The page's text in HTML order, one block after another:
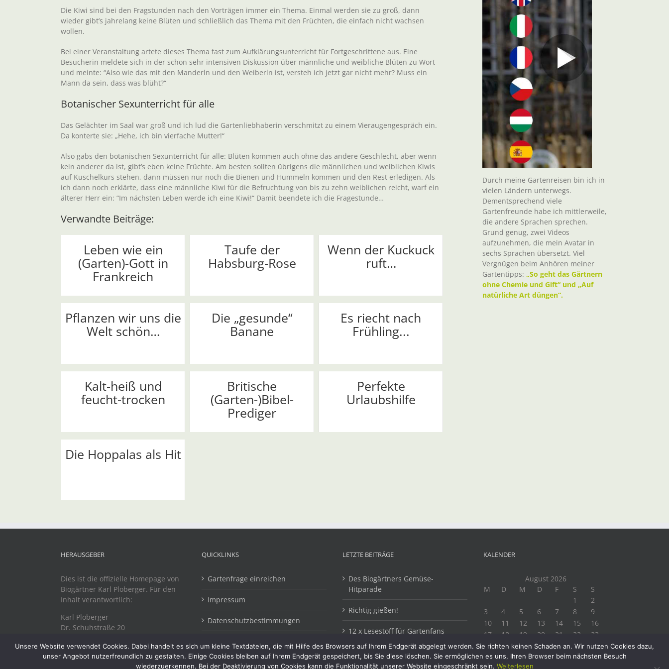
Die Kiwi sind bei den Fragstunden nach den Vorträgen immer ein Thema. Einmal werden sie zu groß, dann
wieder gibt’s jahrelang keine Blüten und schließlich das Thema mit den Früchten, die einfach nicht wachsen
wollen.
Bei einer Veranstaltung artete dieses Thema fast zum Aufklärungsunterricht für Fortgeschrittene aus. Eine
Besucherin meldete sich in der schon sehr intensiven Diskussion über männliche und weibliche Blüten zu Wort
und meinte: “Also wie das mit den Manderln und den Weiberln ist, versteh ich jetzt gar nicht mehr? Muss ein
Mann da sein, dass was blüht?“
Botanischer Sexunterricht für alle
Das Gelächter im Saal war groß und ich lud die Gartenliebhaberin verschmitzt zu einem Vieraugengespräch ein.
Da konterte sie: „Hehe, ich bin vierfache Mutter!“
Also gabs den botanischen Sexunterricht für alle: Blüten kommen auch ohne das andere Geschlecht, aber wenn
kein anderer da ist, gibt’s eben keine Früchte. Am besten sollten übrigens die männlichen und weiblichen Kiwis
auf Kuschelkurs stehen, dann müssen nur noch die Bienen und Hummeln kommen und den Rest erledigen. Als
ich dann noch erklärte, dass eine männliche Kiwi für die Befruchtung von bis zu zehn weiblichen reicht, warf ein
älterer Herr ein: “Im nächsten Leben werde ich eine Kiwi!“ Damit beendete ich die Fragestunde…
Verwandte Beiträge:
Leben wie ein
(Garten)-Gott in
Frankreich
Taufe der
Habsburg-Rose
Wenn der Kuckuck
ruft…
Pflanzen wir uns die
Welt schön…
Die „gesunde“
Banane
Es riecht nach
Frühling...
Kalt-heiß und
feucht-trocken
Britische
(Garten-)Bibel-
Prediger
Perfekte
Urlaubshilfe
Die Hoppalas als Hit
Durch meine Gartenreisen bin ich in
vielen Ländern unterwegs.
Dementsprechend viele
Gartenfreunde habe ich mittlerweile,
die andere Sprachen sprechen.
Grund genug, zwei Videos
aufzunehmen, die mein Avatar in
sechs Sprachen übersetzt. Viel
Vergnügen beim Anhören meiner
Gartentipps: „So geht das Gärtnern
ohne Chemie und Gift“ und „Auf
natürliche Art düngen“.
HERAUSGEBER
Dies ist die offizielle Homepage von
Biogärtner Karl Ploberger. Für den
Inhalt verantwortlich:
Karl Ploberger
Dr. Schuhstraße 20
QUICKLINKS
Gartenfrage einreichen
Impressum
Datenschutzbestimmungen
LETZTE BEITRÄGE
Des Biogärtners Gemüse-
Hitparade
Richtig gießen!
12 x Lesestoff für Gartenfans
KALENDER
August 2026
M
D M D F S
S
1
2
3
4 5 6 7 8
9
10
11 12 13 14 15
16
17
18 19 20 21 22
23
24
25 26 27 28 29
30
31
Unsere Website verwendet Cookies. Dabei handelt es sich um kleine Textdateien, die mit Hilfe des Browsers auf Ihrem Endgerät abgelegt werden. Sie richten keinen Schaden an. Wir nutzen Cookies dazu,
unser Angebot nutzerfreundlich zu gestalten. Einige Cookies bleiben auf Ihrem Endgerät gespeichert, bis Sie diese löschen. Sie ermöglichen es uns, Ihren Browser beim nächsten Besuch
wiederzuerkennen. Bei der Deaktivierung von Cookies kann die Funktionalität unserer Website eingeschränkt sein. Weiterlesen